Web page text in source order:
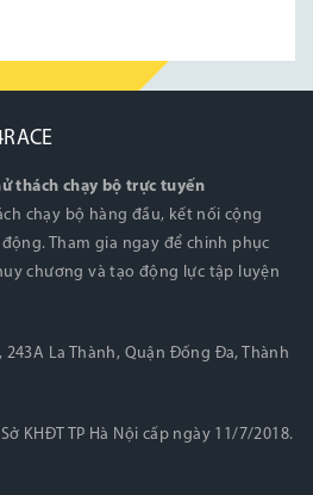
thách chạy bộ trực tuyến
chạy bộ hàng đầu, kết nối cộng
Tham gia ngay để chinh phục
chương và tạo động lực tập luyện
243A La Thành, Quận Đống Đa, Thành
KHĐT TP Hà Nội cấp ngày 11/7/2018.